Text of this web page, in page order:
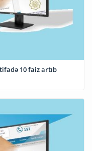
10 faiz artıb